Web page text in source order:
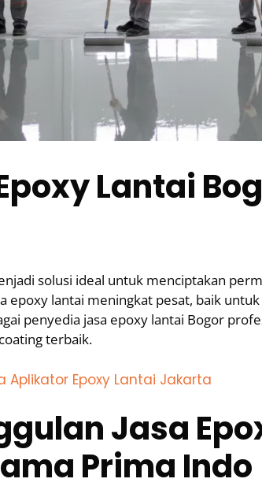
Lantai
solusi ideal untuk menciptakan
epoxy lantai meningkat pesat, baik
penyedia jasa epoxy lantai Bogor
terbaik.
Aplikator Epoxy Lantai Jakarta
Jasa
Prima Indo